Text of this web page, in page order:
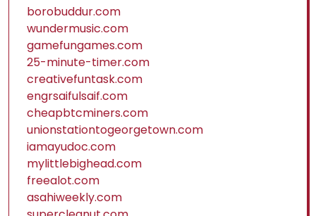
borobuddur.com
wundermusic.com
gamefungames.com
25-minute-timer.com
creativefuntask.com
engrsaifulsaif.com
cheapbtcminers.com
unionstationtogeorgetown.com
iamayudoc.com
mylittlebighead.com
freealot.com
asahiweekly.com